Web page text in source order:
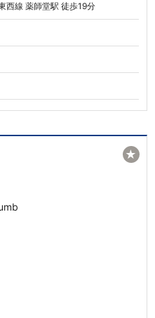
西線 薬師堂駅 徒歩19分
★